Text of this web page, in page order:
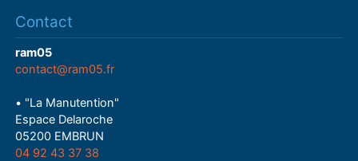
Contact
ram05
contact@ram05.fr
• "La Manutention"
Espace Delaroche
05200 EMBRUN
04 92 43 37 38